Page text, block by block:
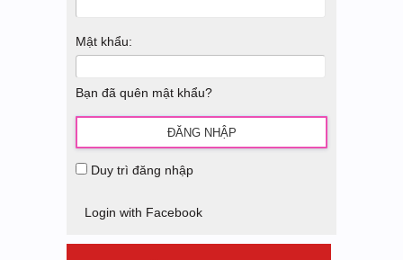
Mật khẩu:
Bạn đã quên mật khẩu?
Duy trì đăng nhập
Login with Facebook